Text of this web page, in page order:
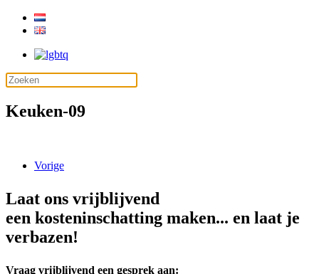
Keuken-09
Vorige
Laat ons vrijblijvend
een kosteninschatting maken... en laat je
verbazen!
Vraag vrijblijvend een gesprek aan: